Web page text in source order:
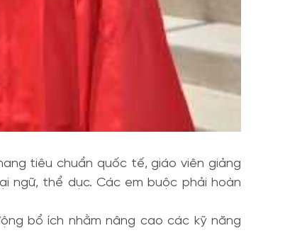
tiêu chuẩn quốc tế, giáo viên giảng
ngữ, thể dục. Các em buộc phải hoàn
bổ ích nhằm nâng cao các kỹ năng